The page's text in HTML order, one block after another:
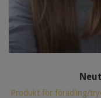
Produkt för förädling/